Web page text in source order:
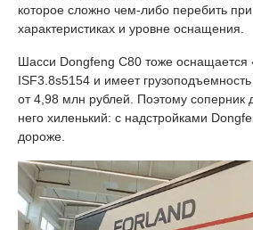
которое сложно чем-либо перебить
характеристиках и уровне оснащения.
Шасси Dongfeng C80 тоже оснащается
ISF3.8s5154 и имеет
от 4,98 млн рублей. Поэтому соперник
него хиленький: с надстройками
дороже.